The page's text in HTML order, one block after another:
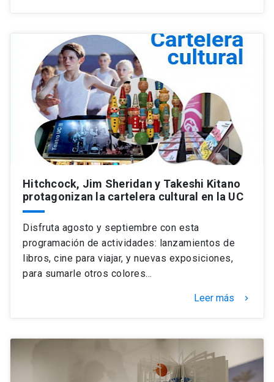
Hitchcock, Jim Sheridan y Takeshi Kitano
protagonizan la cartelera cultural en la UC
Disfruta agosto y septiembre con esta
programación de actividades: lanzamientos de
libros, cine para viajar, y nuevas exposiciones,
para sumarle otros colores…
Leer más keyboard_arrow_right